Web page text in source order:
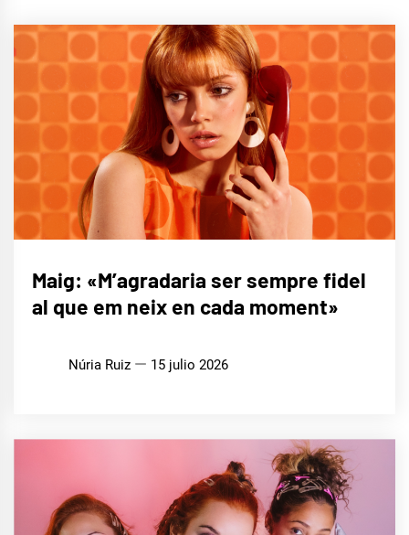
MÚSICA
Maig: «M’agradaria ser sempre fidel
al que em neix en cada moment»
Núria Ruiz 15 julio 2026